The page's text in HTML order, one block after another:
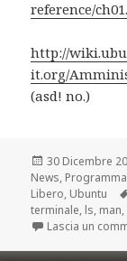
reference/
http://
it.org/
(asd! no.)
Scritto
il
30 Dicembre
News,
Libero, Ubuntu
terminale, ls, man,
Lascia un